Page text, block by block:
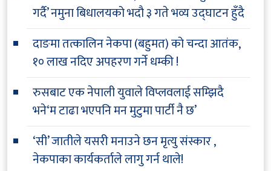
गर्दै’ नमुना बिधालयको भदौ ३ गते भव्य उद्घाटन हुँदै
दाङमा तत्कालिन नेकपा (बहुमत) को चन्दा आतंक,
१० लाख नदिए अपहरण गर्ने धम्की !
रुसबाट एक नेपाली युवाले विप्लवलाई सम्झिदै
भने‘म टाढा भएपनि मन मुटुमा पार्टी नै छ’
‘सी’ जातीले यसरी मनाउने छन मृत्यु संस्कार ,
नेकपाका कार्यकर्ताले लागु गर्न थाले!